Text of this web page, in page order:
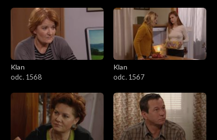
Klan
odc. 1568
Klan
odc. 1567